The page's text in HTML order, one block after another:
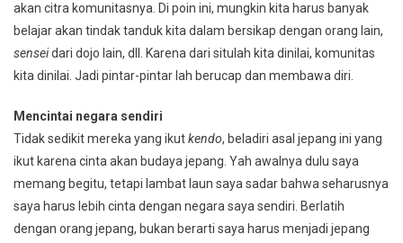
akan citra komunitasnya. Di poin ini, mungkin kita harus banyak
belajar akan tindak tanduk kita dalam bersikap dengan orang lain,
senseidari dojo lain, dll. Karena dari situlah kita dinilai, komunitas
kita dinilai. Jadi pintar-pintar lah berucap dan membawa diri.
Mencintai negara sendiri
Tidak sedikit mereka yang ikutkendo, beladiri asal jepang ini yang
ikut karena cinta akan budaya jepang. Yah awalnya dulu saya
memang begitu, tetapi lambat laun saya sadar bahwa seharusnya
saya harus lebih cinta dengan negara saya sendiri. Berlatih
dengan orang jepang, bukan berarti saya harus menjadi jepang